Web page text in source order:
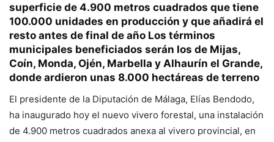
superficie de 4.900 metros cuadrados que tiene
100.000 unidades en producción y que añadirá el
resto antes de final de año Los términos
municipales beneficiados serán los de Mijas,
Coín, Monda, Ojén, Marbella y Alhaurín el Grande,
donde ardieron unas 8.000 hectáreas de terreno
El presidente de la Diputación de Málaga, Elías Bendodo,
ha inaugurado hoy el nuevo vivero forestal, una instalación
de 4.900 metros cuadrados anexa al vivero provincial, en